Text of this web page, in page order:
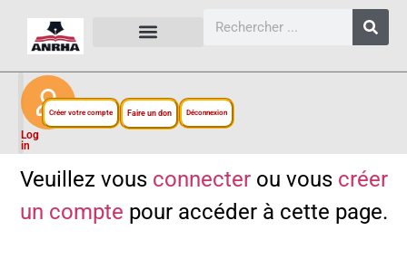
Log
in
Créer votre compte Faire un don Déconnexion
Veuillez vous connecterou vous créer
un compte pour accéder à cette page.